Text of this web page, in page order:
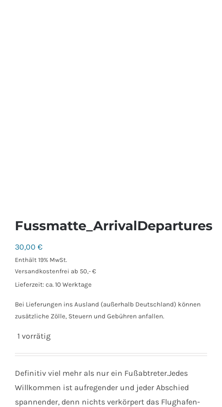
Fussmatte_ArrivalDepartures
30,00 €
Enthält 19% MwSt.
Versandkostenfrei ab 50,- €
Lieferzeit: ca. 10 Werktage
Bei Lieferungen ins Ausland (außerhalb Deutschland) können
zusätzliche Zölle, Steuern und Gebühren anfallen.
1 vorrätig
Definitiv viel mehr als nur ein Fußabtreter.Jedes
Willkommen ist aufregender und jeder Abschied
spannender, denn nichts verkörpert das Flughafen-